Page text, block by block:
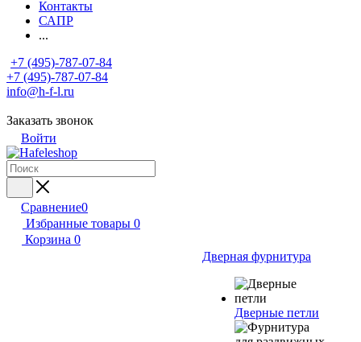
Контакты
САПР
...
+7 (495)-787-07-84
+7 (495)-787-07-84
info@h-f-l.ru
Заказать звонок
Войти
Сравнение0
Избранные товары 0
Корзина 0
Дверная фурнитура
Дверные петли